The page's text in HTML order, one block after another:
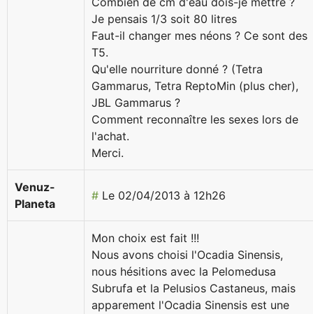
Je pensais 1/3 soit 80 litres
Faut-il changer mes néons ? Ce sont des
T5.
Qu'elle nourriture donné ? (Tetra
Gammarus, Tetra ReptoMin (plus cher),
JBL Gammarus ?
Comment reconnaître les sexes lors de
l'achat.
Merci.
Venuz-
Planeta
# Le 02/04/2013 à 12h26
Mon choix est fait !!!
Nous avons choisi l'Ocadia Sinensis,
nous hésitions avec la Pelomedusa
Subrufa et la Pelusios Castaneus, mais
apparement l'Ocadia Sinensis est une